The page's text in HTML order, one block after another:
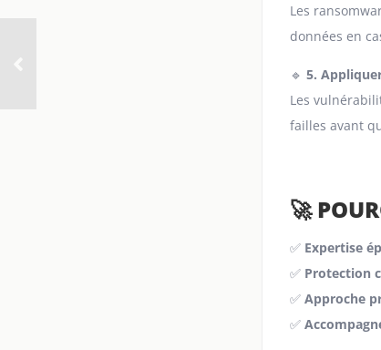
Les
données en
🔹 5.
Les
failles avant
🚀
✅ Expertise
✅ Protection
✅ Approche
✅